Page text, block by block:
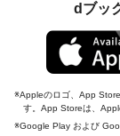
dブッ
Appleのロゴ、App
す。App Storeは、
Google Play および